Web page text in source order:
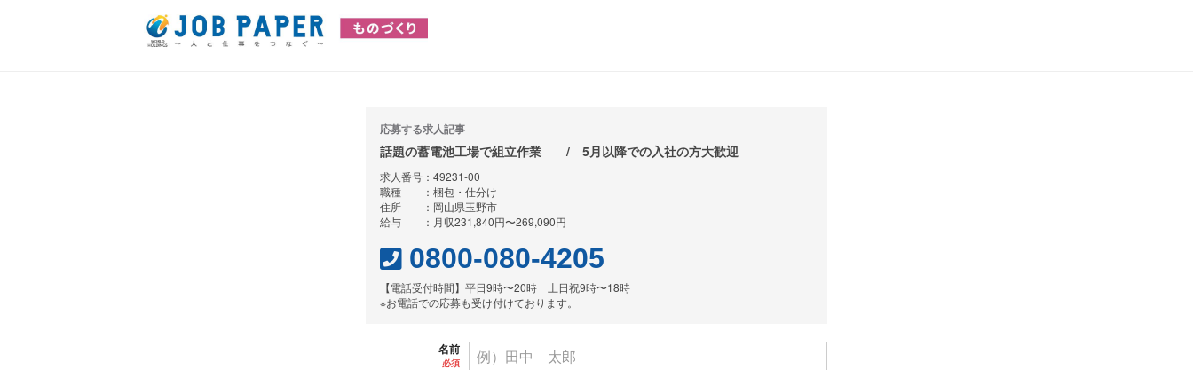
応募する求人記事
話題の蓄電池工場で組立作業 / 5月以降での入社の方大歓迎
求人番号：49231-00
職種 ：梱包・仕分け
住所 ：岡山県玉野市
給与 ：月収231,840円〜269,090円
0800-080-4205
【電話受付時間】平日9時〜20時 土日祝9時〜18時
※お電話での応募も受け付けております。
名前
必須